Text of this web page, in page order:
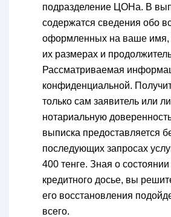
подразделение ЦОНа. В
содержатся сведения обо
оформленных на ваше имя,
их размерах и
Рассматриваемая
конфиденциальной.
только сам заявитель или
нотариальную
выписка предоставляется
последующих запросах
400 тенге. Зная о состоянии
кредитного досье, вы
его восстановления
всего.